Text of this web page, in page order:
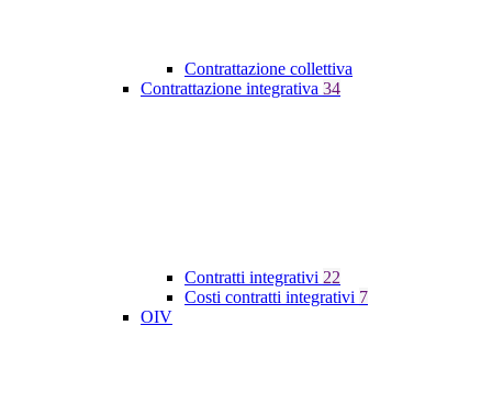
Contrattazione collettiva
Contrattazione integrativa 34
Contratti integrativi 22
Costi contratti integrativi 7
OIV